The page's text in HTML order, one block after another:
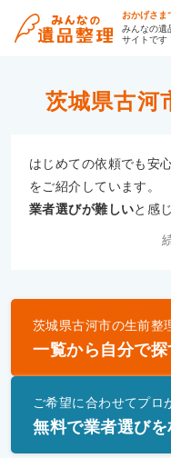
おかげさま
みんなの遺
サイトです
茨城県古河
はじめての依頼でも安
をご紹介しています。
業者選びが難しいと感
優良業者とは
一般財団法人遺品整
士」資格を持つ事業
茨城県古河市の生前整
一覧から自分で探
ご希望に合わせてプロ
無料で業者選び